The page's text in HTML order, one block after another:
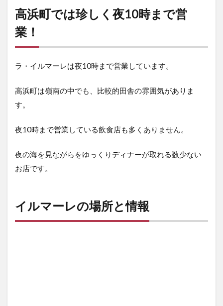
高浜町では珍しく夜10時まで営
業！
ラ・イルマーレは夜10時まで営業しています。
高浜町は嶺南の中でも、比較的田舎の雰囲気がありま
す。
夜10時まで営業している飲食店も多くありません。
夜の海を見ながらをゆっくりディナーが取れる数少ない
お店です。
イルマーレの場所と情報